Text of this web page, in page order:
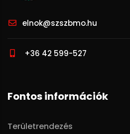
elnok@szszbmo.hu
+36 42 599-527
Fontos információk
Területrendezés